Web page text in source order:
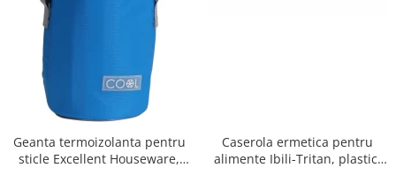
Geanta termoizolanta pentru
sticle Excellent Houseware,
Caserola ermetica pentru
alimente Ibili-Tritan, plastic,